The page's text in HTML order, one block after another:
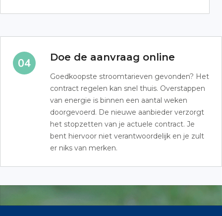
Doe de aanvraag online
Goedkoopste stroomtarieven gevonden? Het
contract regelen kan snel thuis. Overstappen
van energie is binnen een aantal weken
doorgevoerd. De nieuwe aanbieder verzorgt
het stopzetten van je actuele contract. Je
bent hiervoor niet verantwoordelijk en je zult
er niks van merken.